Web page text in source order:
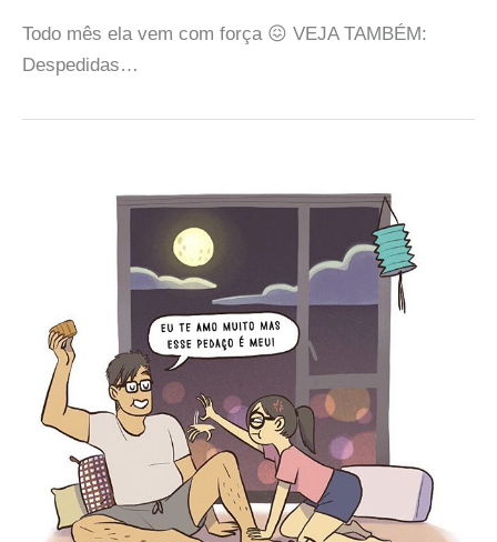
Todo mês ela vem com força 😖 VEJA TAMBÉM:
Despedidas…